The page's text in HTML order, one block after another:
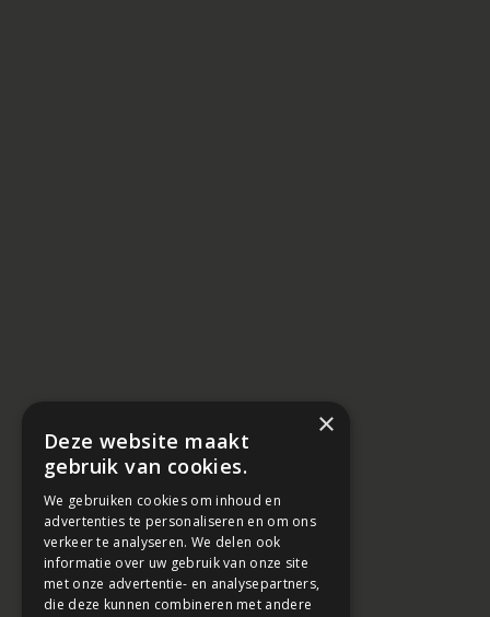
×
Deze website maakt
gebruik van cookies.
We gebruiken cookies om inhoud en
advertenties te personaliseren en om ons
verkeer te analyseren. We delen ook
informatie over uw gebruik van onze site
met onze advertentie- en analysepartners,
die deze kunnen combineren met andere